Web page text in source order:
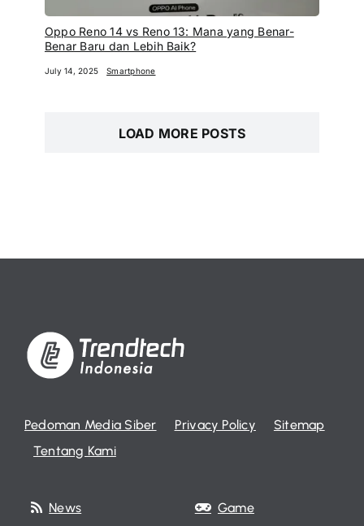
Oppo Reno 14 vs Reno 13: Mana yang Benar-
Benar Baru dan Lebih Baik?
July 14, 2025 Smartphone
LOAD MORE POSTS
Pedoman Media Siber Privacy Policy
Sitemap
Tentang Kami
News
Game